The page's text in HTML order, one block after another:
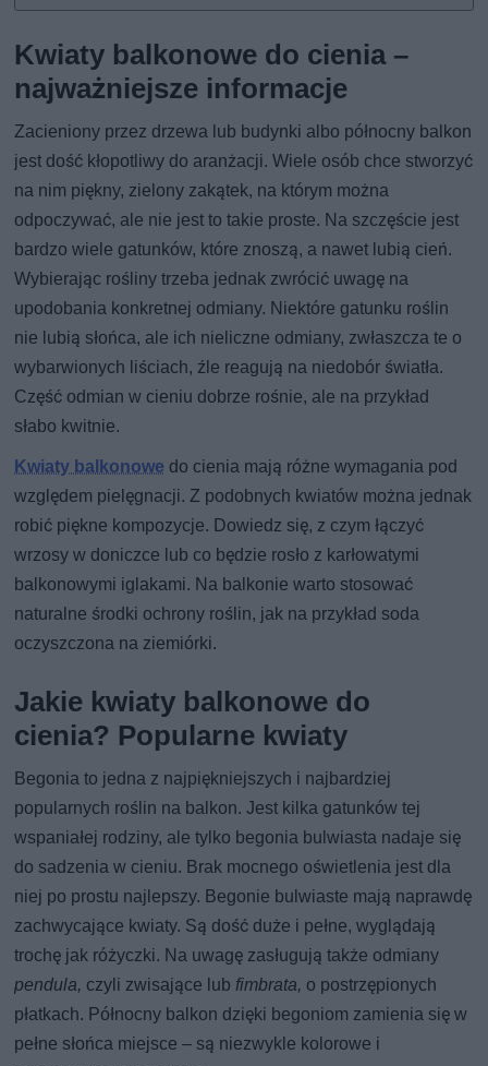
Kwiaty balkonowe do cienia –
najważniejsze informacje
Zacieniony przez drzewa lub budynki albo północny balkon
jest dość kłopotliwy do aranżacji. Wiele osób chce stworzyć
na nim piękny, zielony zakątek, na którym można
odpoczywać, ale nie jest to takie proste. Na szczęście jest
bardzo wiele gatunków, które znoszą, a nawet lubią cień.
Wybierając rośliny trzeba jednak zwrócić uwagę na
upodobania konkretnej odmiany. Niektóre gatunku roślin
nie lubią słońca, ale ich nieliczne odmiany, zwłaszcza te o
wybarwionych liściach, źle reagują na niedobór światła.
Część odmian w cieniu dobrze rośnie, ale na przykład
słabo kwitnie.
Kwiaty balkonowe do cienia mają różne wymagania pod
względem pielęgnacji. Z podobnych kwiatów można jednak
robić piękne kompozycje. Dowiedz się, z czym łączyć
wrzosy w doniczce lub co będzie rosło z karłowatymi
balkonowymi iglakami. Na balkonie warto stosować
naturalne środki ochrony roślin, jak na przykład soda
oczyszczona na ziemiórki.
Jakie kwiaty balkonowe do
cienia? Popularne kwiaty
Begonia to jedna z najpiękniejszych i najbardziej
popularnych roślin na balkon. Jest kilka gatunków tej
wspaniałej rodziny, ale tylko begonia bulwiasta nadaje się
do sadzenia w cieniu. Brak mocnego oświetlenia jest dla
niej po prostu najlepszy. Begonie bulwiaste mają naprawdę
zachwycające kwiaty. Są dość duże i pełne, wyglądają
trochę jak różyczki. Na uwagę zasługują także odmiany
pendula, czyli zwisające lub fimbrata, o postrzępionych
płatkach. Północny balkon dzięki begoniom zamienia się w
pełne słońca miejsce – są niezwykle kolorowe i